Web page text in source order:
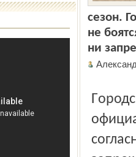
сезон.
не
ни
Городские пляжи, Тверицкий и Центральный, были